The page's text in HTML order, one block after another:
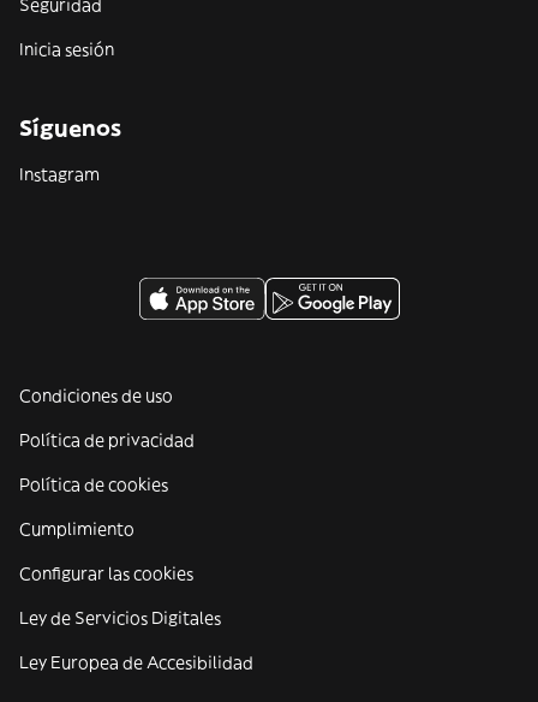
Inicia sesión
Síguenos
Instagram
Condiciones de uso
Política de privacidad
Política de cookies
Cumplimiento
Configurar las cookies
Ley de Servicios Digitales
Ley Europea de Accesibilidad